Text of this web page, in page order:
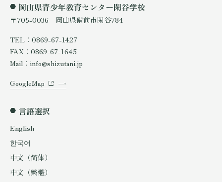
岡山県青少年教育センター閑谷学校
〒705-0036 岡山県備前市閑谷784
TEL：0869-67-1427
FAX：0869-67-1645
Mail：info@shizutani.jp
GoogleMap
言語選択
English
한국어
中文（简体）
中文（繁體）